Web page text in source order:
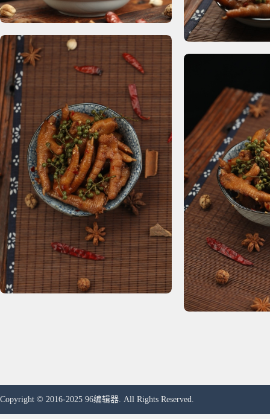
Copyright © 2016-2025 96编辑器. All Rights Reserved.